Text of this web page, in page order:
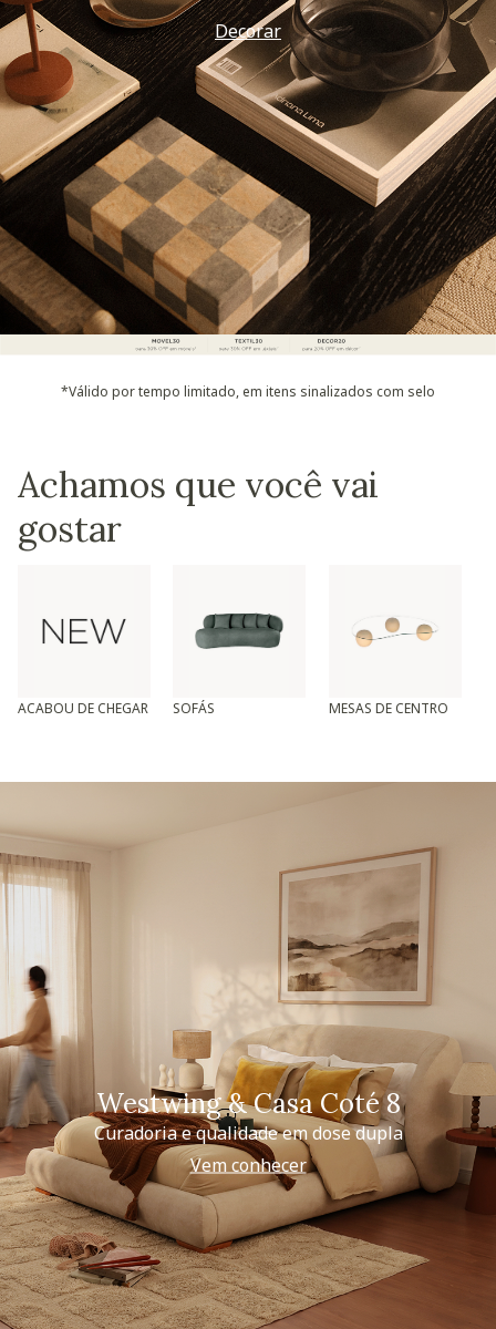
Decorar
*Válido por tempo limitado, em itens sinalizados com selo
Achamos que você vai
gostar
ACABOU DE CHEGAR SOFÁS MESAS DE CENTRO
Westwing & Casa Coté 8
Curadoria e qualidade em dose dupla
Vem conhecer